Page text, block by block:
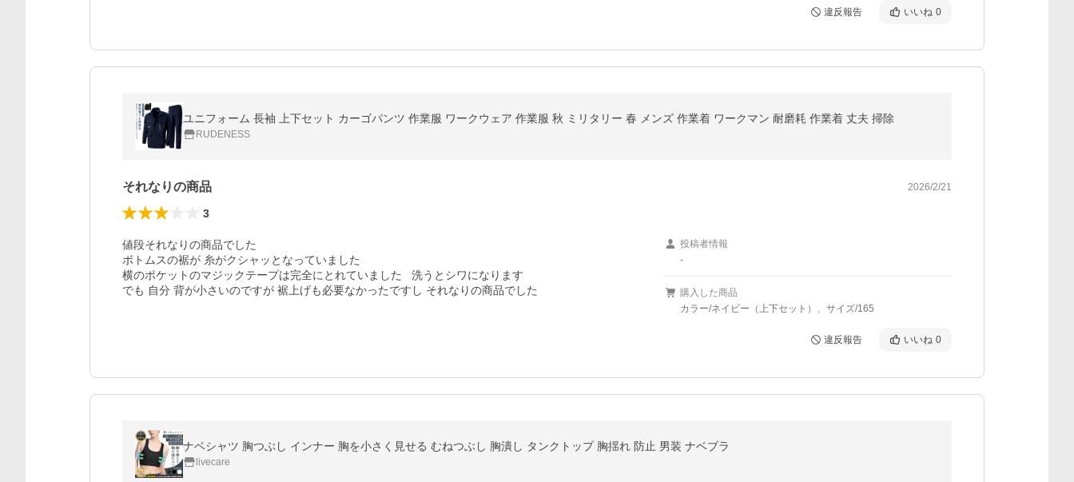
違反報告 いいね 0
ユニフォーム 長袖 上下セット カーゴパンツ 作業服 ワークウェア 作業服 秋 ミリタリー 春 メンズ 作業着 ワークマン 耐磨耗 作業着 丈夫 掃除
RUDENESS
それなりの商品 2026/2/21
3
値段それなりの商品でした
ボトムスの裾が 糸がクシャッとなっていました
横のポケットのマジックテープは完全にとれていました   洗うとシワになります
でも 自分 背が小さいのですが 裾上げも必要なかったですし それなりの商品でした
投稿者情報
-
購入した商品
カラー/ネイビー（上下セット）、サイズ/165
違反報告 いいね 0
ナベシャツ 胸つぶし インナー 胸を小さく見せる むねつぶし 胸潰し タンクトップ 胸揺れ 防止 男装 ナベブラ
livecare